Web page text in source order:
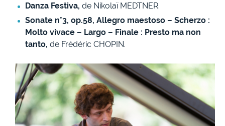
Danza Festiva, de Nikolaï MEDTNER.
Sonate n°3, op.58, Allegro maestoso – Scherzo :
Molto vivace – Largo – Finale : Presto ma non
tanto, de Frédéric CHOPIN.